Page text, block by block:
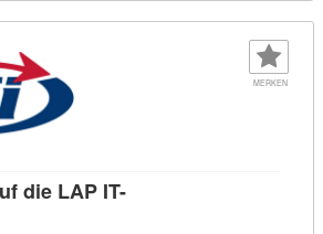
MERKEN
die LAP IT-
Kursdetail: Vorbereitung auf die LAP